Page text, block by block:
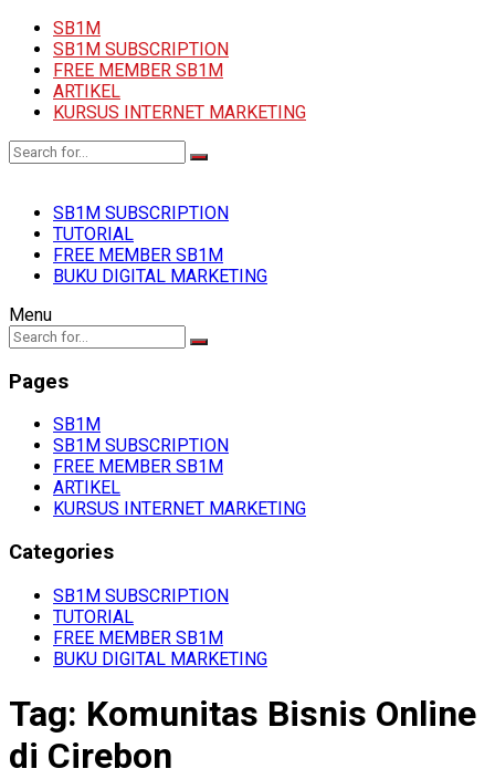
SB1M
SB1M SUBSCRIPTION
FREE MEMBER SB1M
ARTIKEL
KURSUS INTERNET MARKETING
SB1M SUBSCRIPTION
TUTORIAL
FREE MEMBER SB1M
BUKU DIGITAL MARKETING
Menu
Pages
SB1M
SB1M SUBSCRIPTION
FREE MEMBER SB1M
ARTIKEL
KURSUS INTERNET MARKETING
Categories
SB1M SUBSCRIPTION
TUTORIAL
FREE MEMBER SB1M
BUKU DIGITAL MARKETING
Tag: Komunitas Bisnis Online
di Cirebon